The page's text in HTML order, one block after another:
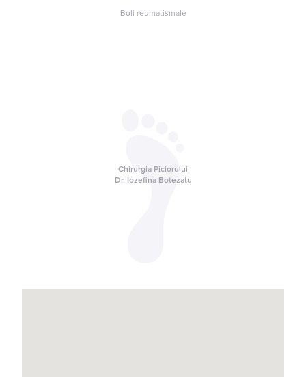
Boli reumatismale
Chirurgia Piciorului
Dr. Iozefina Botezatu